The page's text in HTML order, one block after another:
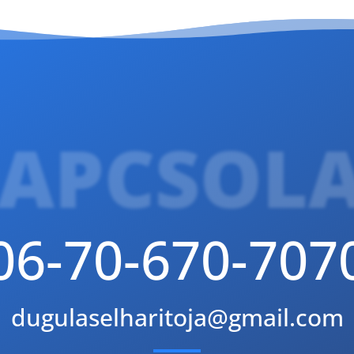
70-670-
dugulaselharitoja@gmail.com